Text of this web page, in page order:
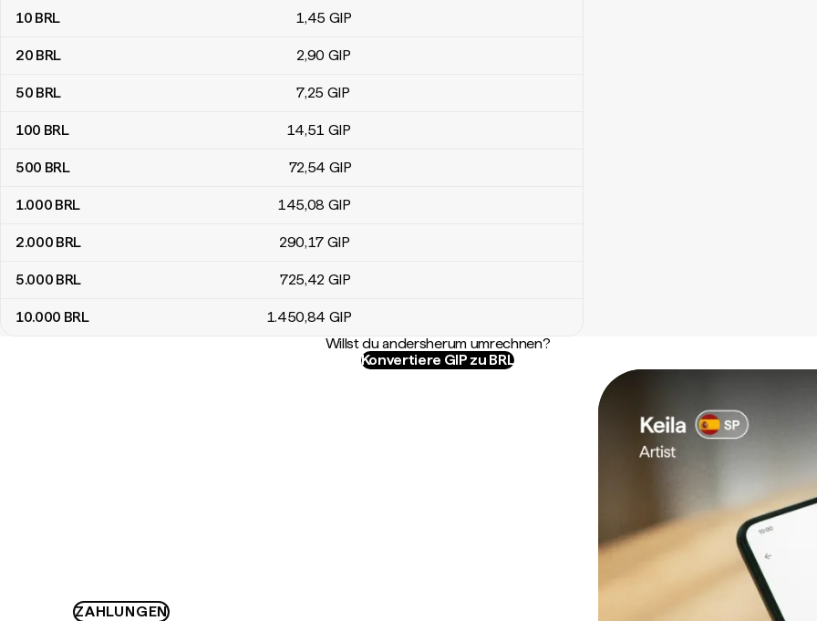
Umrechnungstabelle Brasilianische Real zu Gibraltar-Pfund
10 BRL 1,45 GIP
20 BRL 2,90 GIP
50 BRL 7,25 GIP
100 BRL 14,51 GIP
500 BRL 72,54 GIP
1.000 BRL 145,08 GIP
2.000 BRL 290,17 GIP
5.000 BRL 725,42 GIP
10.000 BRL 1.450,84 GIP
Willst du andersherum umrechnen?
Konvertiere GIP zu BRL
ZAHLUNGEN